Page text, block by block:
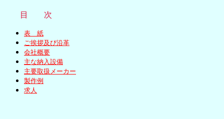
目 次
表 紙
ご挨拶及び沿革
会社概要
主な納入設備
主要取扱メーカー
製作例
求人